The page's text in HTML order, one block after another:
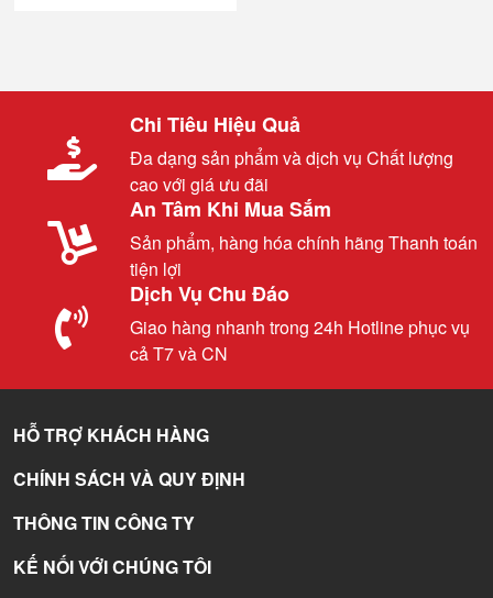
Chi Tiêu Hiệu Quả
Đa dạng sản phẩm và dịch vụ Chất lượng
cao với giá ưu đãi
An Tâm Khi Mua Sắm
Sản phẩm, hàng hóa chính hãng Thanh toán
tiện lợi
Dịch Vụ Chu Đáo
Giao hàng nhanh trong 24h Hotline phục vụ
cả T7 và CN
HỖ TRỢ KHÁCH HÀNG
CHÍNH SÁCH VÀ QUY ĐỊNH
THÔNG TIN CÔNG TY
KẾ NỐI VỚI CHÚNG TÔI